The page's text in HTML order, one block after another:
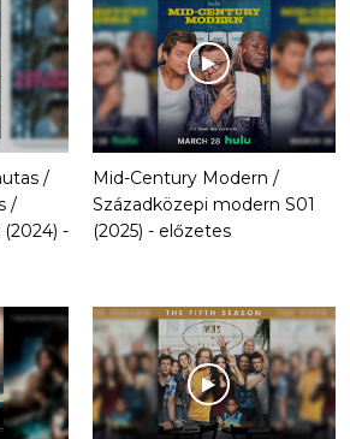
/
/
-
Mid-Century Modern /
Századközepi modern S01
(2025) - előzetes